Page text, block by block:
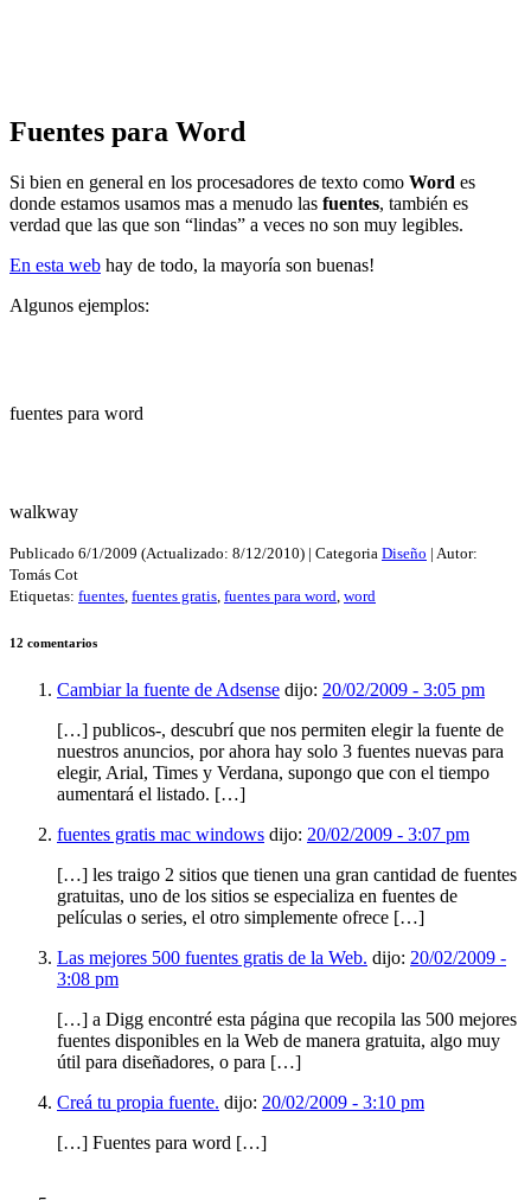
Fuentes para Word
Si bien en general en los procesadores de texto como Word es
donde estamos usamos mas a menudo las fuentes, también es
verdad que las que son “lindas” a veces no son muy legibles.
En esta web hay de todo, la mayoría son buenas!
Algunos ejemplos:
fuentes para word
walkway
Publicado 6/1/2009 (Actualizado: 8/12/2010) | Categoria Diseño | Autor:
Tomás Cot
Etiquetas: fuentes fuentes gratis fuentes para word word
12 comentarios
Cambiar la fuente de Adsense dijo: 20/02/2009 - 3:05 pm
[…] publicos-, descubrí que nos permiten elegir la fuente de
nuestros anuncios, por ahora hay solo 3 fuentes nuevas para
elegir, Arial, Times y Verdana, supongo que con el tiempo
aumentará el listado. […]
fuentes gratis mac windows dijo: 20/02/2009 - 3:07 pm
[…] les traigo 2 sitios que tienen una gran cantidad de fuentes
gratuitas, uno de los sitios se especializa en fuentes de
películas o series, el otro simplemente ofrece […]
Las mejores 500 fuentes gratis de la Web. dijo: 20/02/2009 -
3:08 pm
[…] a Digg encontré esta página que recopila las 500 mejores
fuentes disponibles en la Web de manera gratuita, algo muy
útil para diseñadores, o para […]
Creá tu propia fuente. dijo: 20/02/2009 - 3:10 pm
[…] Fuentes para word […]